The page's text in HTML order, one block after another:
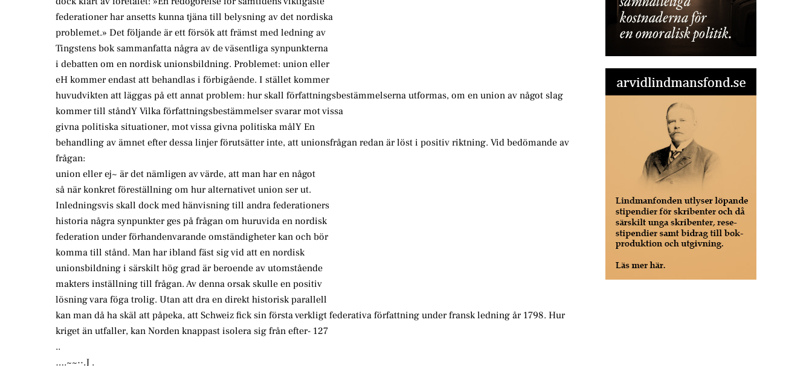
federationer har ansetts kunna tjäna till belysning av det nordiska
problemet.» Det följande är ett försök att främst med ledning av
Tingstens bok sammanfatta några av de väsentliga synpunkterna
i debatten om en nordisk unionsbildning. Problemet: union eller
eH kommer endast att behandlas i förbigående. I stället kommer
huvudvikten att läggas på ett annat problem: hur skall författningsbestämmelserna utformas, om en union av något slag
kommer till ståndY Vilka författningsbestämmelser svarar mot vissa
givna politiska situationer, mot vissa givna politiska målY En
behandling av ämnet efter dessa linjer förutsätter inte, att unionsfrågan redan är löst i positiv riktning. Vid bedömande av
frågan:
union eller ej~ är det nämligen av värde, att man har en något
så när konkret föreställning om hur alternativet union ser ut.
Inledningsvis skall dock med hänvisning till andra federationers
historia några synpunkter ges på frågan om huruvida en nordisk
federation under förhandenvarande omständigheter kan och bör
komma till stånd. Man har ibland fäst sig vid att en nordisk
unionsbildning i särskilt hög grad är beroende av utomstående
makters inställning till frågan. Av denna orsak skulle en positiv
lösning vara föga trolig. Utan att dra en direkt historisk parallell
kan man då ha skäl att påpeka, att Schweiz fick sin första verkligt federativa författning under fransk ledning år 1798. Hur
kriget än utfaller, kan Norden knappast isolera sig från efter- 127
..
….~~··.J .